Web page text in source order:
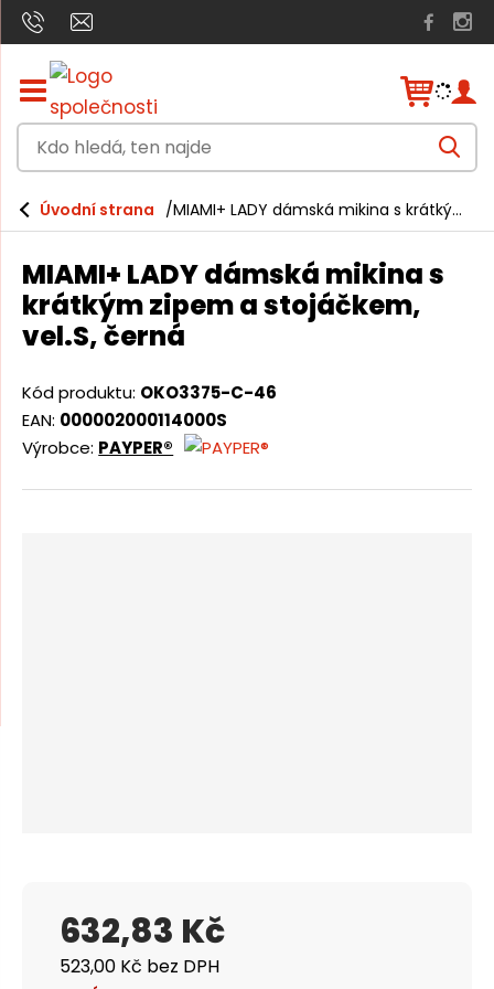
Z
o
b
a
i
t
s
k
ý
a
v
n
d
o
h
e
d
á
t
e
V
y
e
d
Úvodní strana MIAMI+ LADY dámská mikina s krátkým zipem a stojáčkem, vel.S, černá
MIAMI+ LADY dámská mikina s
krátkým zipem a stojáčkem,
vel.S, černá
Kód produktu: OKO3375-C-46
EAN: 000002000114000S
Výrobce: PAYPER®
632,83 Kč
523,00 Kč bez DPH